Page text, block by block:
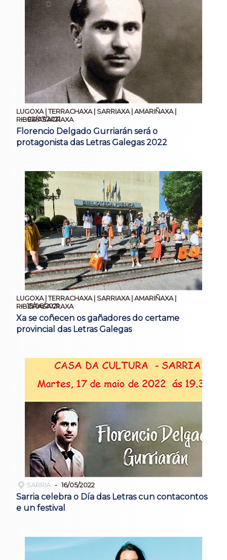
LUGOXA | TERRACHAXA | SARRIAXA | AMARIÑAXA |
RIBEIRASACRAXA
02/07/2021
Florencio Delgado Gurriarán será o
protagonista das Letras Galegas 2022
LUGOXA | TERRACHAXA | SARRIAXA | AMARIÑAXA |
RIBEIRASACRAXA
15/06/2021
Xa se coñecen os gañadores do certame
provincial das Letras Galegas
SARRIA 16/05/2022
Sarria celebra o Día das Letras cun contacontos
e un festival